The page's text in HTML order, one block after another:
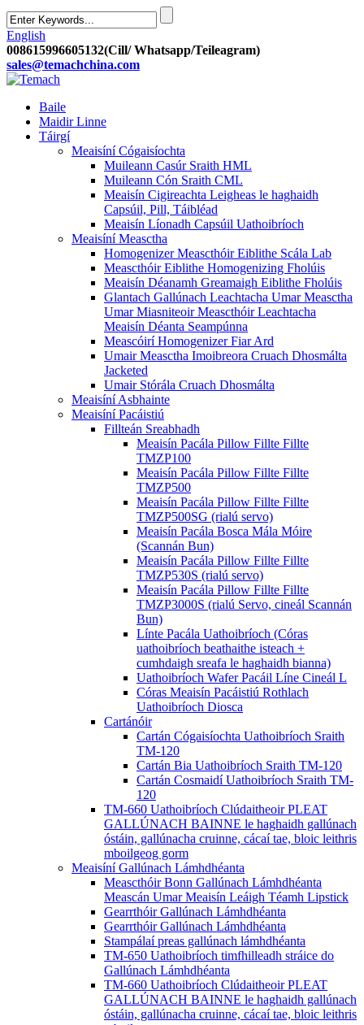
English
008615996605132(Cill/ Whatsapp/Teileagram)
sales@temachchina.com
Baile
Maidir Linne
Táirgí
Meaisíní Cógaisíochta
Muileann Casúr Sraith HML
Muileann Cón Sraith CML
Meaisín Cigireachta Leigheas le haghaidh
Capsúil, Pill, Táibléad
Meaisín Líonadh Capsúil Uathoibríoch
Meaisíní Measctha
Homogenizer Meascthóir Eiblithe Scála Lab
Meascthóir Eiblithe Homogenizing Fholúis
Meaisín Déanamh Greamaigh Eiblithe Fholúis
Glantach Gallúnach Leachtacha Umar Measctha
Umar Miasniteoir Meascthóir Leachtacha
Meaisín Déanta Seampúnna
Meascóirí Homogenizer Fiar Ard
Umair Measctha Imoibreora Cruach Dhosmálta
Jacketed
Umair Stórála Cruach Dhosmálta
Meaisíní Asbhainte
Meaisíní Pacáistiú
Fillteán Sreabhadh
Meaisín Pacála Pillow Fillte Fillte
TMZP100
Meaisín Pacála Pillow Fillte Fillte
TMZP500
Meaisín Pacála Pillow Fillte Fillte
TMZP500SG (rialú servo)
Meaisín Pacála Bosca Mála Móire
(Scannán Bun)
Meaisín Pacála Pillow Fillte Fillte
TMZP530S (rialú servo)
Meaisín Pacála Pillow Fillte Fillte
TMZP3000S (rialú Servo, cineál Scannán
Bun)
Línte Pacála Uathoibríoch (Córas
uathoibríoch beathaithe isteach +
cumhdaigh sreafa le haghaidh bianna)
Uathoibríoch Wafer Pacáil Líne Cineál L
Córas Meaisín Pacáistiú Rothlach
Uathoibríoch Diosca
Cartánóir
Cartán Cógaisíochta Uathoibríoch Sraith
TM-120
Cartán Bia Uathoibríoch Sraith TM-120
Cartán Cosmaidí Uathoibríoch Sraith TM-
120
TM-660 Uathoibríoch Clúdaitheoir PLEAT
GALLÚNACH BAINNE le haghaidh gallúnach
óstáin, gallúnacha cruinne, cácaí tae, bloic leithris
mboilgeog gorm
Meaisíní Gallúnach Lámhdhéanta
Meascthóir Bonn Gallúnach Lámhdhéanta
Meascán Umar Meaisín Leáigh Téamh Lipstick
Gearrthóir Gallúnach Lámhdhéanta
Gearrthóir Gallúnach Lámhdhéanta
Stampálaí preas gallúnach lámhdhéanta
TM-650 Uathoibríoch timfhilleadh stráice do
Gallúnach Lámhdhéanta
TM-660 Uathoibríoch Clúdaitheoir PLEAT
GALLÚNACH BAINNE le haghaidh gallúnach
óstáin, gallúnacha cruinne, cácaí tae, bloic leithris